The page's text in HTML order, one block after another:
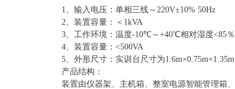
1、输入电压：单相三线～220V±10% 50Hz
2、装置容量：＜1kVA
3、工作环境：温度-10℃～+40℃相对湿度<85
4、装置容量：<500VA
5、外形尺寸：实训台尺寸为1.6m×0.75m×1.35m
产品结构：
装置由仪器架、主机箱、整室电源智能管理箱